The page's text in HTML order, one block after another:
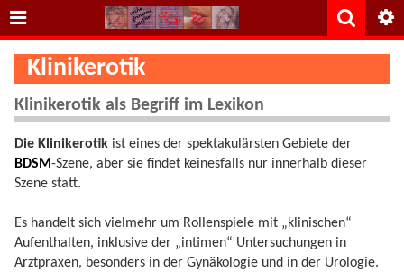
Klinikerotik
Klinikerotik als Begriff im Lexikon
Die Klinikerotik ist eines der spektakulärsten Gebiete der
BDSM-Szene, aber sie findet keinesfalls nur innerhalb dieser
Szene statt.
Es handelt sich vielmehr um Rollenspiele mit „klinischen“
Aufenthalten, inklusive der „intimen“ Untersuchungen in
Arztpraxen, besonders in der Gynäkologie und in der Urologie.